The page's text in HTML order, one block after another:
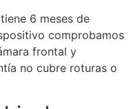
6 meses de
comprobamos
frontal y
no cubre roturas o